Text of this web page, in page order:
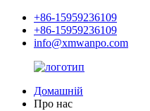
+86-15959236109
+86-15959236109
info@xmwanpo.com
Домашній
Про нас